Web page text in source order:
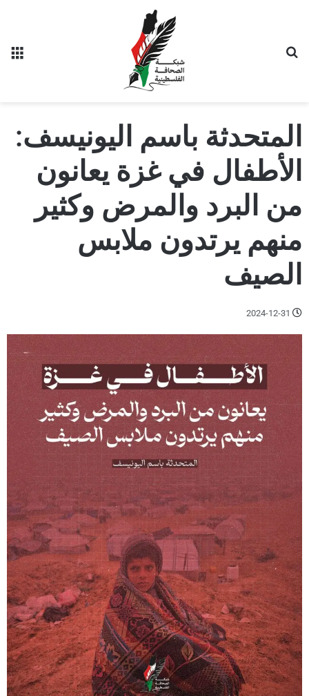
المتحدثة باسم اليونيسف:
الأطفال في غزة يعانون
من البرد والمرض وكثير
منهم يرتدون ملابس
الصيف
2024-12-31